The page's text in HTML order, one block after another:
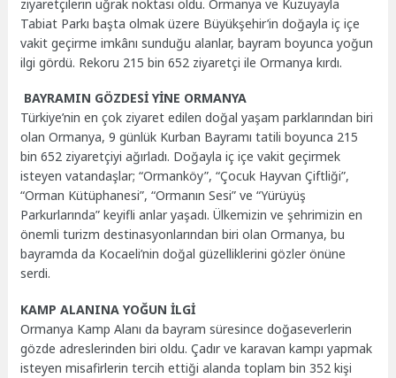
ziyaretçilerin uğrak noktası oldu. Ormanya ve Kuzuyayla
Tabiat Parkı başta olmak üzere Büyükşehir’in doğayla iç içe
vakit geçirme imkânı sunduğu alanlar, bayram boyunca yoğun
ilgi gördü. Rekoru 215 bin 652 ziyaretçi ile Ormanya kırdı.
BAYRAMIN GÖZDESİ YİNE ORMANYA
Türkiye’nin en çok ziyaret edilen doğal yaşam parklarından biri
olan Ormanya, 9 günlük Kurban Bayramı tatili boyunca 215
bin 652 ziyaretçiyi ağırladı. Doğayla iç içe vakit geçirmek
isteyen vatandaşlar; “Ormanköy”, “Çocuk Hayvan Çiftliği”,
“Orman Kütüphanesi”, “Ormanın Sesi” ve “Yürüyüş
Parkurlarında” keyifli anlar yaşadı. Ülkemizin ve şehrimizin en
önemli turizm destinasyonlarından biri olan Ormanya, bu
bayramda da Kocaeli’nin doğal güzelliklerini gözler önüne
serdi.
KAMP ALANINA YOĞUN İLGİ
Ormanya Kamp Alanı da bayram süresince doğaseverlerin
gözde adreslerinden biri oldu. Çadır ve karavan kampı yapmak
isteyen misafirlerin tercih ettiği alanda toplam bin 352 kişi